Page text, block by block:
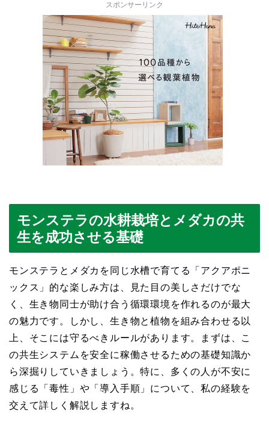
スポンサーリンク
モンステラの水耕栽培とメダカの共
生を成功させる基礎
モンステラとメダカを同じ水槽で育てる「アクアポニ
ックス」的な楽しみ方は、見た目の美しさだけでな
く、生き物同士が助け合う循環環境を作れるのが最大
の魅力です。しかし、生き物と植物を組み合わせる以
上、そこには守るべきルールがあります。まずは、こ
の共生システムを安全に稼働させるための基礎知識か
ら深掘りしていきましょう。特に、多くの人が不安に
感じる「毒性」や「導入手順」について、私の経験を
交えて詳しく解説しますね。